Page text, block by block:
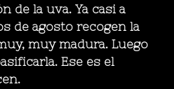
de la uva. Ya casi a
de agosto recogen la
muy madura. Luego
Ese es el